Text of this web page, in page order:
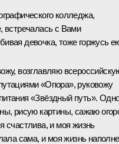
колледжа,
встречалась с Вами
девочка, тоже горжусь
возглавляю
«Опора», руковожу
«Звёздный путь».
рисую картины, сажаю
и моя жизнь
сама, и моя жизнь